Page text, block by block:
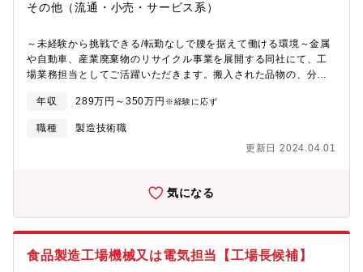
その他（流通・小売・サービス系）
～未経験から挑戦できる/転勤なしで腰を据えて働ける環境～金属
や自動車、産業廃棄物のリサイクル事業を展開する同社にて、工
場業務担当としてご活躍いただきます。搬入された品物の、分別/
創業から95年以上、安定かつ堅実な経営を続けているリサイクル
企業です。循環型経済社会の担い手として業務を拡大しつつも常
に働き甲斐のある、社会的責任を果たす理念を持っています。■魅
力情報:同社グループは今後も事業拡大を指向していると共に、自
年収 289万円～350万円 ※経験に応ず
職種
製造技術職
更新日 2024.04.01
気になる
食品製造工場機械又は電気担当【工場長候補】